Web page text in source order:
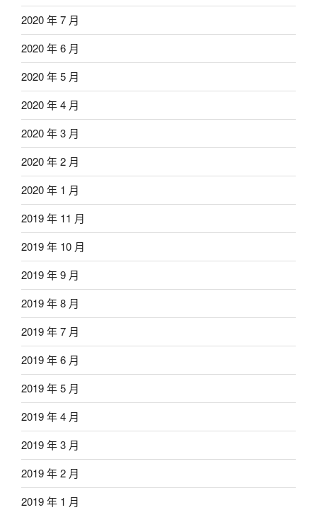
2020 年 7 月
2020 年 6 月
2020 年 5 月
2020 年 4 月
2020 年 3 月
2020 年 2 月
2020 年 1 月
2019 年 11 月
2019 年 10 月
2019 年 9 月
2019 年 8 月
2019 年 7 月
2019 年 6 月
2019 年 5 月
2019 年 4 月
2019 年 3 月
2019 年 2 月
2019 年 1 月